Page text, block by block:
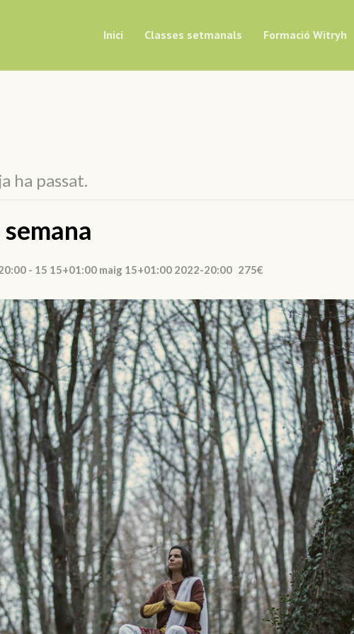
Inici Classes setmanals Formació Witryh
ha passat.
- 15 15+01:00 maig 15+01:00 2022-20:00 275€